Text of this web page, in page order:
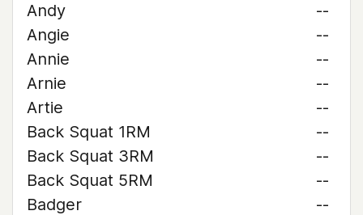
Andy
--
Angie
--
Annie
--
Arnie
--
Artie
--
Back Squat 1RM
--
Back Squat 3RM
--
Back Squat 5RM
--
Badger
--